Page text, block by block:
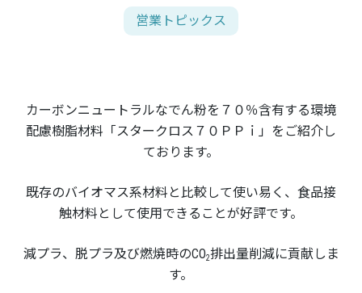
営業トピックス
カーボンニュートラルなでん粉を７０％含有する環境
配慮樹脂材料「スタークロス７０ＰＰｉ」をご紹介し
ております。
既存のバイオマス系材料と比較して使い易く、食品接
触材料として使用できることが好評です。
減プラ、脱プラ及び燃焼時のCO2排出量削減に貢献しま
す。